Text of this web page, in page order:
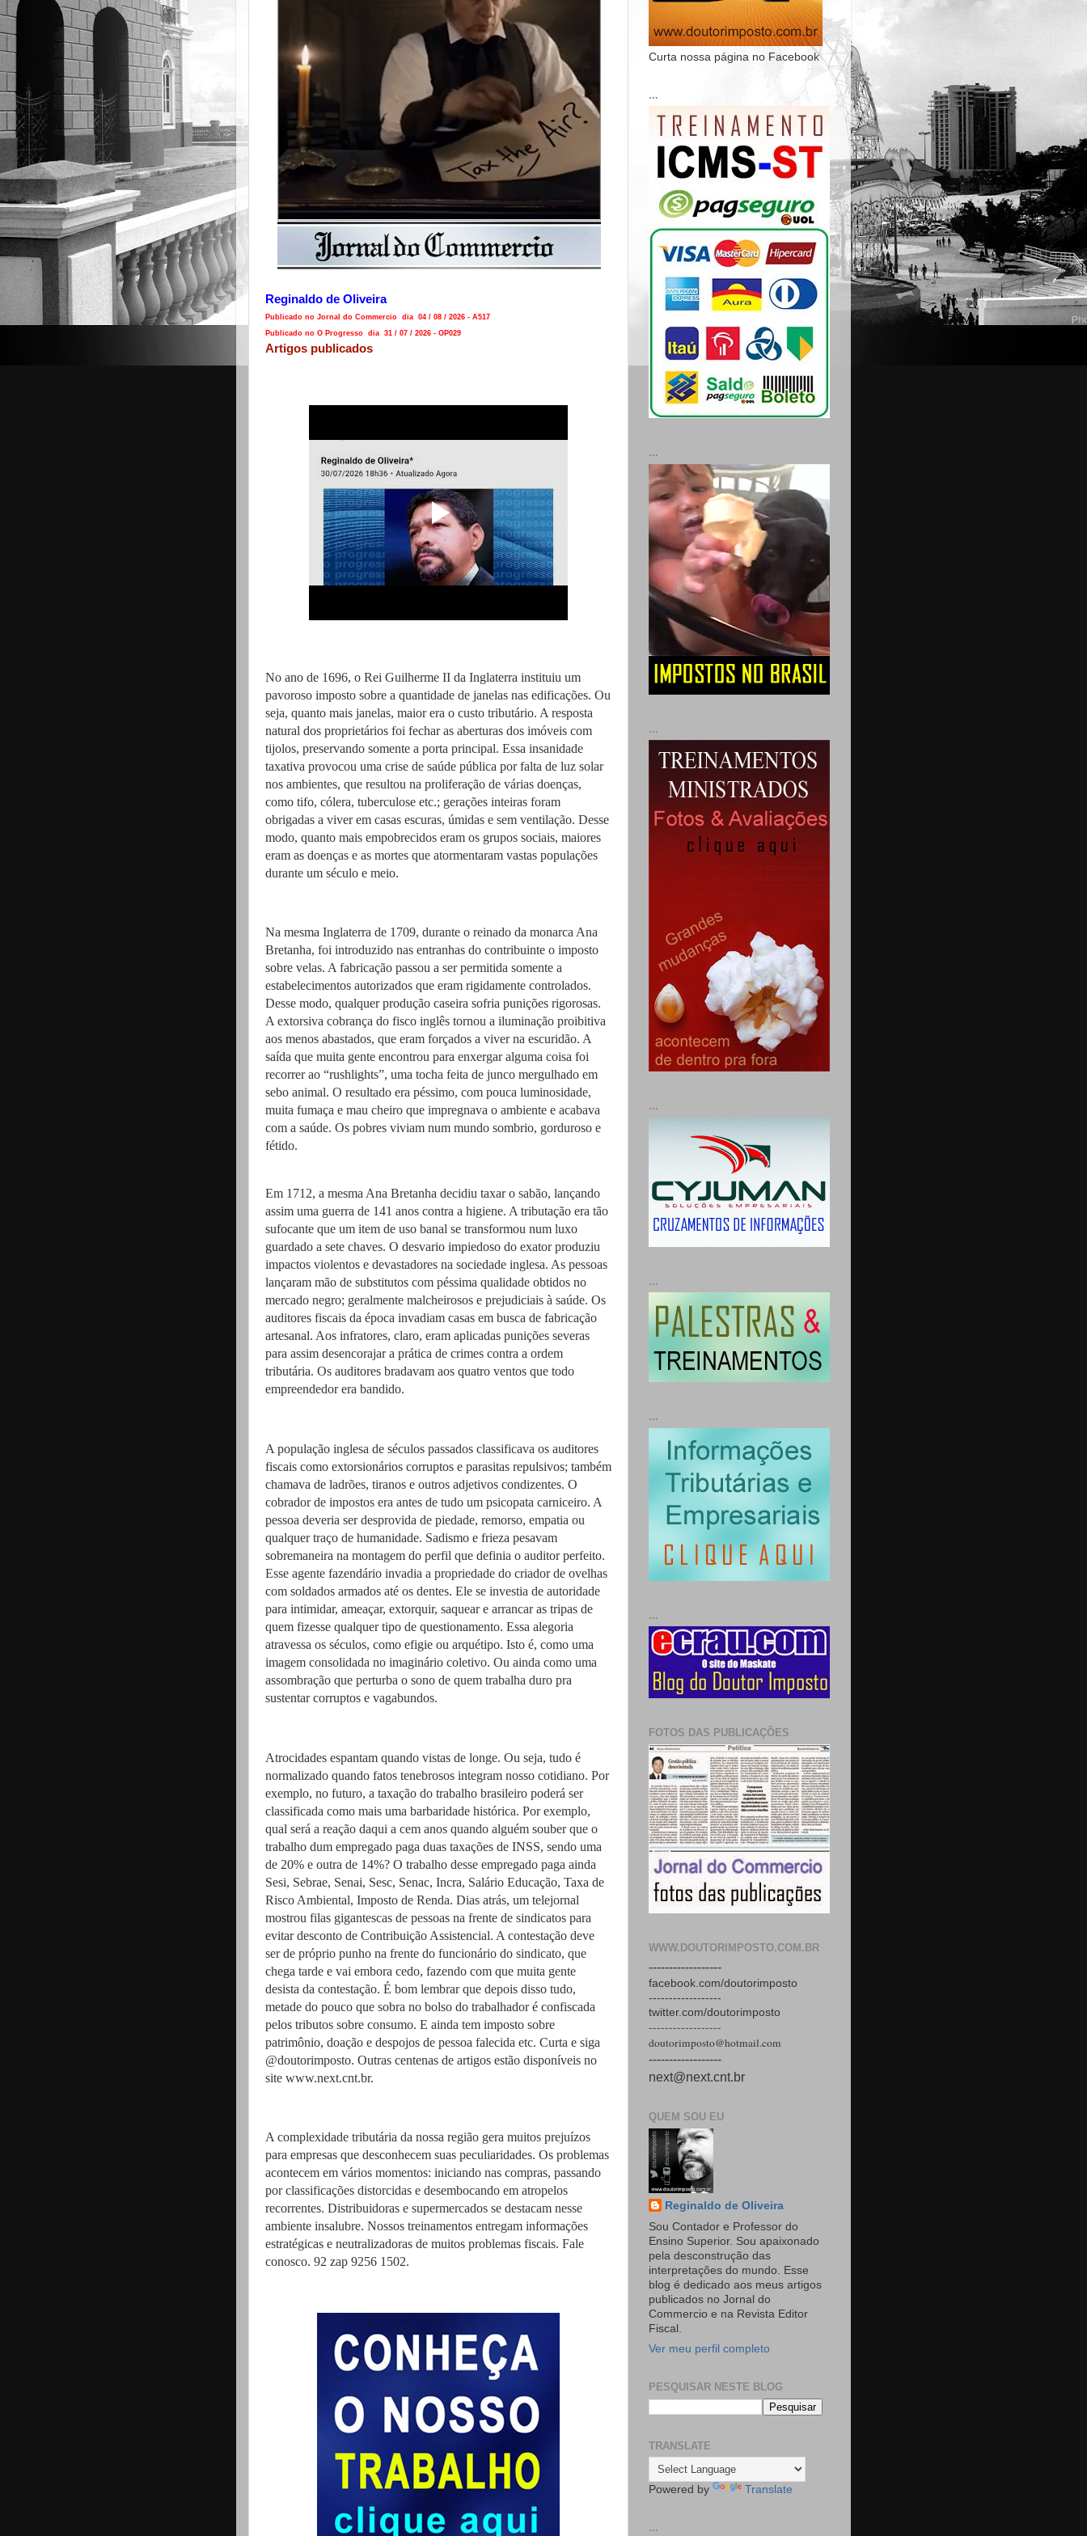
Reginaldo de Oliveira
Publicado no Jornal do Commercio dia 04 / 08 / 2026 - A517
Publicado no O Progresso dia 31 / 07 / 2026 - OP029
Artigos publicados
No ano de 1696, o Rei Guilherme II da Inglaterra instituiu um
pavoroso imposto sobre a quantidade de janelas nas edificações. Ou
seja, quanto mais janelas, maior era o custo tributário. A resposta
natural dos proprietários foi fechar as aberturas dos imóveis com
tijolos, preservando somente a porta principal. Essa insanidade
taxativa provocou uma crise de saúde pública por falta de luz solar
nos ambientes, que resultou na proliferação de várias doenças,
como tifo, cólera, tuberculose etc.; gerações inteiras foram
obrigadas a viver em casas escuras, úmidas e sem ventilação. Desse
modo, quanto mais empobrecidos eram os grupos sociais, maiores
eram as doenças e as mortes que atormentaram vastas populações
durante um século e meio.
Na mesma Inglaterra de 1709, durante o reinado da monarca Ana
Bretanha, foi introduzido nas entranhas do contribuinte o imposto
sobre velas. A fabricação passou a ser permitida somente a
estabelecimentos autorizados que eram rigidamente controlados.
Desse modo, qualquer produção caseira sofria punições rigorosas.
A extorsiva cobrança do fisco inglês tornou a iluminação proibitiva
aos menos abastados, que eram forçados a viver na escuridão. A
saída que muita gente encontrou para enxergar alguma coisa foi
recorrer ao “rushlights”, uma tocha feita de junco mergulhado em
sebo animal. O resultado era péssimo, com pouca luminosidade,
muita fumaça e mau cheiro que impregnava o ambiente e acabava
com a saúde. Os pobres viviam num mundo sombrio, gorduroso e
fétido.
Em 1712, a mesma Ana Bretanha decidiu taxar o sabão, lançando
assim uma guerra de 141 anos contra a higiene. A tributação era tão
sufocante que um item de uso banal se transformou num luxo
guardado a sete chaves. O desvario impiedoso do exator produziu
impactos violentos e devastadores na sociedade inglesa. As pessoas
lançaram mão de substitutos com péssima qualidade obtidos no
mercado negro; geralmente malcheirosos e prejudiciais à saúde. Os
auditores fiscais da época invadiam casas em busca de fabricação
artesanal. Aos infratores, claro, eram aplicadas punições severas
para assim desencorajar a prática de crimes contra a ordem
tributária. Os auditores bradavam aos quatro ventos que todo
empreendedor era bandido.
A população inglesa de séculos passados classificava os auditores
fiscais como extorsionários corruptos e parasitas repulsivos; também
chamava de ladrões, tiranos e outros adjetivos condizentes. O
cobrador de impostos era antes de tudo um psicopata carniceiro. A
pessoa deveria ser desprovida de piedade, remorso, empatia ou
qualquer traço de humanidade. Sadismo e frieza pesavam
sobremaneira na montagem do perfil que definia o auditor perfeito.
Esse agente fazendário invadia a propriedade do criador de ovelhas
com soldados armados até os dentes. Ele se investia de autoridade
para intimidar, ameaçar, extorquir, saquear e arrancar as tripas de
quem fizesse qualquer tipo de questionamento. Essa alegoria
atravessa os séculos, como efigie ou arquétipo. Isto é, como uma
imagem consolidada no imaginário coletivo. Ou ainda como uma
assombração que perturba o sono de quem trabalha duro pra
sustentar corruptos e vagabundos.
Atrocidades espantam quando vistas de longe. Ou seja, tudo é
normalizado quando fatos tenebrosos integram nosso cotidiano. Por
exemplo, no futuro, a taxação do trabalho brasileiro poderá ser
classificada como mais uma barbaridade histórica. Por exemplo,
qual será a reação daqui a cem anos quando alguém souber que o
trabalho dum empregado paga duas taxações de INSS, sendo uma
de 20% e outra de 14%? O trabalho desse empregado paga ainda
Sesi, Sebrae, Senai, Sesc, Senac, Incra, Salário Educação, Taxa de
Risco Ambiental, Imposto de Renda. Dias atrás, um telejornal
mostrou filas gigantescas de pessoas na frente de sindicatos para
evitar desconto de Contribuição Assistencial. A contestação deve
ser de próprio punho na frente do funcionário do sindicato, que
chega tarde e vai embora cedo, fazendo com que muita gente
desista da contestação. É bom lembrar que depois disso tudo,
metade do pouco que sobra no bolso do trabalhador é confiscada
pelos tributos sobre consumo. E ainda tem imposto sobre
patrimônio, doação e despojos de pessoa falecida etc. Curta e siga
@doutorimposto. Outras centenas de artigos estão disponíveis no
site www.next.cnt.br.
A complexidade tributária da nossa região gera muitos prejuízos
para empresas que desconhecem suas peculiaridades. Os problemas
acontecem em vários momentos: iniciando nas compras, passando
por classificações distorcidas e desembocando em atropelos
recorrentes. Distribuidoras e supermercados se destacam nesse
ambiente insalubre. Nossos treinamentos entregam informações
estratégicas e neutralizadoras de muitos problemas fiscais. Fale
conosco. 92 zap 9256 1502.
Curta nossa página no Facebook
...
...
...
...
...
...
...
FOTOS DAS PUBLICAÇÕES
WWW.DOUTORIMPOSTO.COM.BR
------------------
facebook.com/doutorimposto
------------------
twitter.com/doutorimposto
------------------
doutorimposto@hotmail.com
------------------
next@next.cnt.br
QUEM SOU EU
Reginaldo de Oliveira
Sou Contador e Professor do
Ensino Superior. Sou apaixonado
pela desconstrução das
interpretações do mundo. Esse
blog é dedicado aos meus artigos
publicados no Jornal do
Commercio e na Revista Editor
Fiscal.
Ver meu perfil completo
PESQUISAR NESTE BLOG
TRANSLATE
Powered by Translate
...